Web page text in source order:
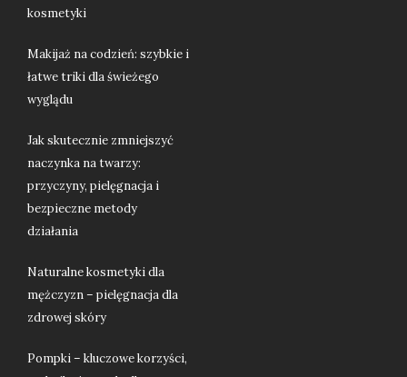
kosmetyki
Makijaż na codzień: szybkie i
łatwe triki dla świeżego
wyglądu
Jak skutecznie zmniejszyć
naczynka na twarzy:
przyczyny, pielęgnacja i
bezpieczne metody
działania
Naturalne kosmetyki dla
mężczyzn – pielęgnacja dla
zdrowej skóry
Pompki – kluczowe korzyści,